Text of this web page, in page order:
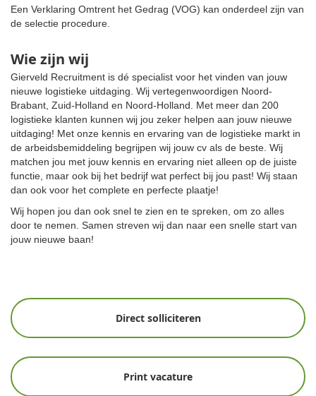
Een Verklaring Omtrent het Gedrag (VOG) kan onderdeel zijn van
de selectie procedure.
Wie zijn wij
Gierveld Recruitment is dé specialist voor het vinden van jouw
nieuwe logistieke uitdaging. Wij vertegenwoordigen Noord-
Brabant, Zuid-Holland en Noord-Holland. Met meer dan 200
logistieke klanten kunnen wij jou zeker helpen aan jouw nieuwe
uitdaging! Met onze kennis en ervaring van de logistieke markt in
de arbeidsbemiddeling begrijpen wij jouw cv als de beste. Wij
matchen jou met jouw kennis en ervaring niet alleen op de juiste
functie, maar ook bij het bedrijf wat perfect bij jou past! Wij staan
dan ook voor het complete en perfecte plaatje!
Wij hopen jou dan ook snel te zien en te spreken, om zo alles
door te nemen. Samen streven wij dan naar een snelle start van
jouw nieuwe baan!
Direct solliciteren
Print vacature